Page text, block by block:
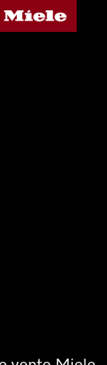
d'accueil de Miele